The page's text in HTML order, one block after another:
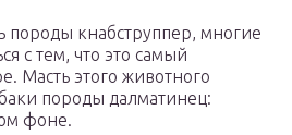
породы кнабструппер, многие
с тем, что это самый
Масть этого животного
породы далматинец:
фоне.